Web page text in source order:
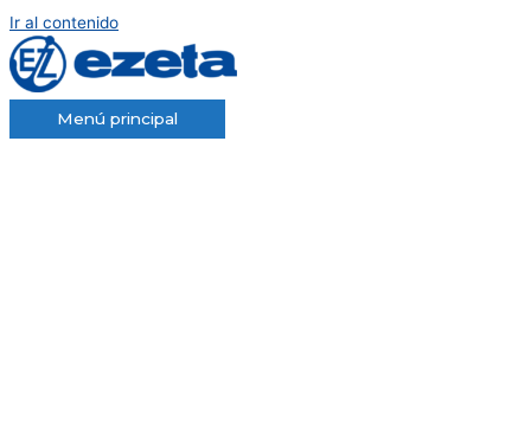
Ir al contenido
Menú principal